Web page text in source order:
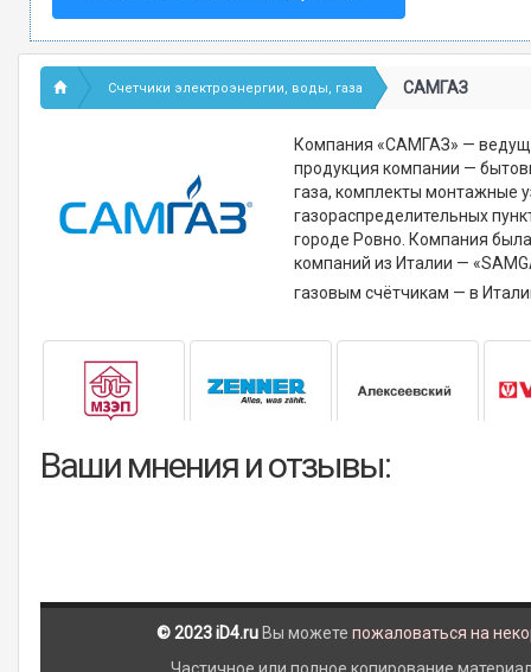
Счетчики электроэнергии, воды, газа САМГАЗ
Компания «САМГАЗ» —
продукция компании —
газа, комплекты монтажные
газораспределительных
городе Ровно. Компания
компаний из Италии —
газовым счётчикам — в
Ваши мнения и отзывы:
© 2023 iD4.ru Вы можете пожаловаться на